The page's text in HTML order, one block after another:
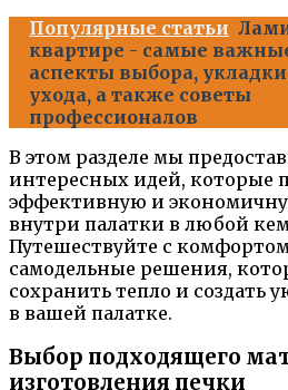
Популярные статьи
квартире - самые
аспекты выбора,
ухода, а также советы
профессионалов
В этом разделе мы
интересных идей, которые
эффективную и
внутри палатки в любой
Путешествуйте с
самодельные решения,
сохранить тепло и создать
в вашей палатке.
Выбор подходящего
изготовления печки